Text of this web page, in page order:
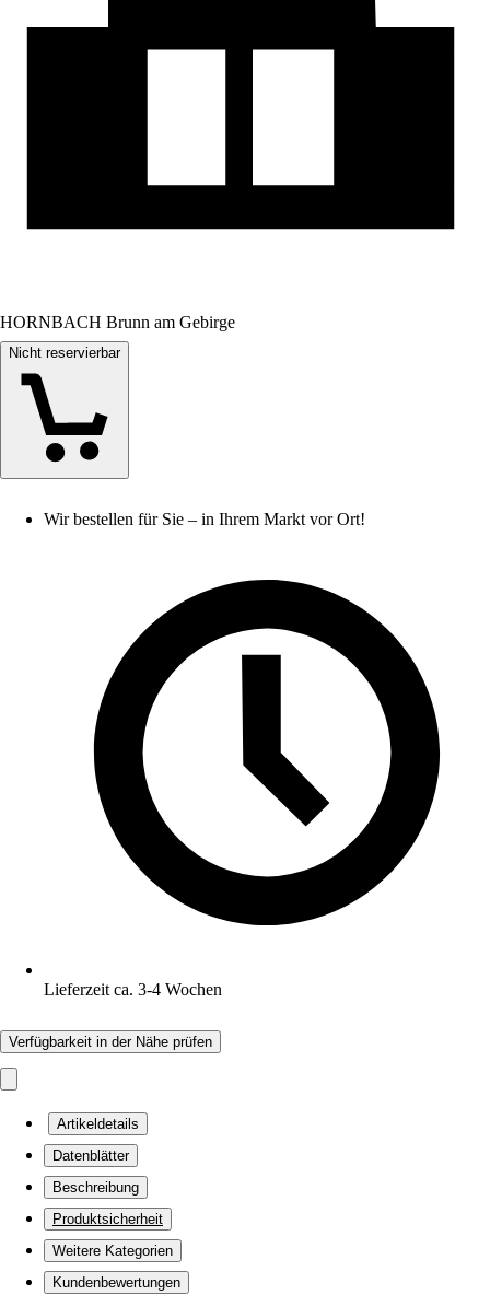
HORNBACH Brunn am Gebirge
Nicht reservierbar
Wir bestellen für Sie – in Ihrem Markt vor Ort!
Lieferzeit ca. 3-4 Wochen
Verfügbarkeit in der Nähe prüfen
Artikeldetails
Datenblätter
Beschreibung
Produktsicherheit
Weitere Kategorien
Kundenbewertungen